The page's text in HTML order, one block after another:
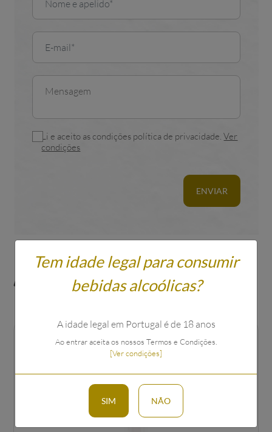
Li e aceito as condições política de privacidade.Ver
condições
ENVIAR
Relacionados
TAMBÉM PODE GOSTAR
Tem idade legal para consumir
bebidas alcoólicas?
A idade legal em Portugal é de 18 anos
Ao entrar aceita os nossos Termos e Condições.
[Ver condições]
SIM NÃO